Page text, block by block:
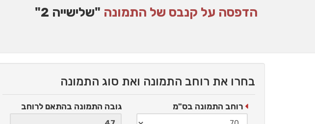
הדפסה על קנבס של התמונה "שלישייה 2"
בחרו את רוחב התמונה ואת סוג התמונה
רוחב התמונה בס"מ גובה התמונה בהתאם לרוחב